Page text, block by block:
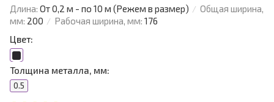
Длина: От 0,2 м - по 10 м (Режем в размер)
Общая ширина,
мм: 200 Рабочая ширина, мм: 176
Цвет:
Толщина металла, мм:
0.5